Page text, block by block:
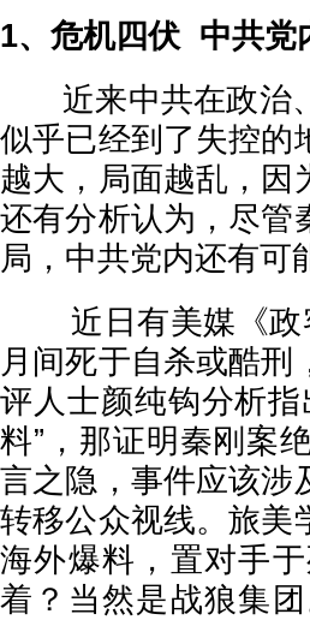
1、危机四伏 中共党
近来中共在政治、
似乎已经到了失控的
越大，局面越乱，因
还有分析认为，尽管
局，中共党内还有可
近日有美媒《政
月间死于自杀或酷
评人士颜纯钩分析
料”，那证明秦刚案
言之隐，事件应该涉
转移公众视线。旅美
海外爆料，置对手
着？当然是战狼集